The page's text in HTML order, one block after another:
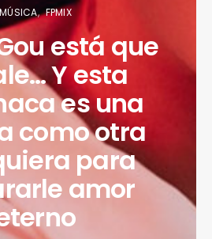
MÚSICA FPMIX
está que
Y esta
es una
como otra
para
amor